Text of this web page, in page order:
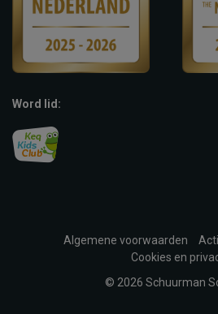
Word lid:
Algemene voorwaarden
Cookies en
© 2026 Schuurman